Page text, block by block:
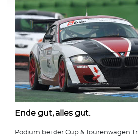
Ende gut, alles gut.
Podium bei der Cup & Tourenwagen